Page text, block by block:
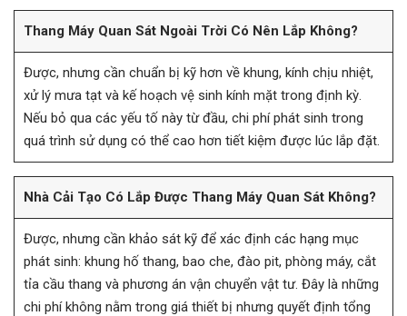
Thang Máy Quan Sát Ngoài Trời Có Nên Lắp Không?
Được, nhưng cần chuẩn bị kỹ hơn về khung, kính chịu nhiệt,
xử lý mưa tạt và kế hoạch vệ sinh kính mặt trong định kỳ.
Nếu bỏ qua các yếu tố này từ đầu, chi phí phát sinh trong
quá trình sử dụng có thể cao hơn tiết kiệm được lúc lắp đặt.
Nhà Cải Tạo Có Lắp Được Thang Máy Quan Sát Không?
Được, nhưng cần khảo sát kỹ để xác định các hạng mục
phát sinh: khung hố thang, bao che, đào pit, phòng máy, cắt
tỉa cầu thang và phương án vận chuyển vật tư. Đây là những
chi phí không nằm trong giá thiết bị nhưng quyết định tổng